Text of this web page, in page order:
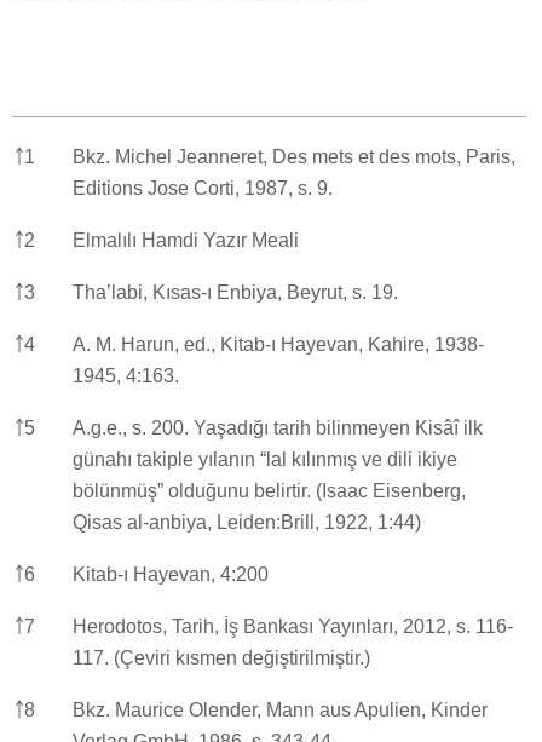
￪1
Bkz. Michel Jeanneret, Des mets et des mots, Paris,
Editions Jose Corti, 1987, s. 9.
￪2 Elmalılı Hamdi Yazır Meali
￪3 Tha’labi, Kısas-ı Enbiya, Beyrut, s. 19.
￪4
A. M. Harun, ed., Kitab-ı Hayevan, Kahire, 1938-
1945, 4:163.
￪5
A.g.e., s. 200. Yaşadığı tarih bilinmeyen Kisâî ilk
günahı takiple yılanın “lal kılınmış ve dili ikiye
bölünmüş” olduğunu belirtir. (Isaac Eisenberg,
Qisas al-anbiya, Leiden:Brill, 1922, 1:44)
￪6 Kitab-ı Hayevan, 4:200
￪7
Herodotos, Tarih, İş Bankası Yayınları, 2012, s. 116-
117. (Çeviri kısmen değiştirilmiştir.)
￪8
Bkz. Maurice Olender, Mann aus Apulien, Kinder